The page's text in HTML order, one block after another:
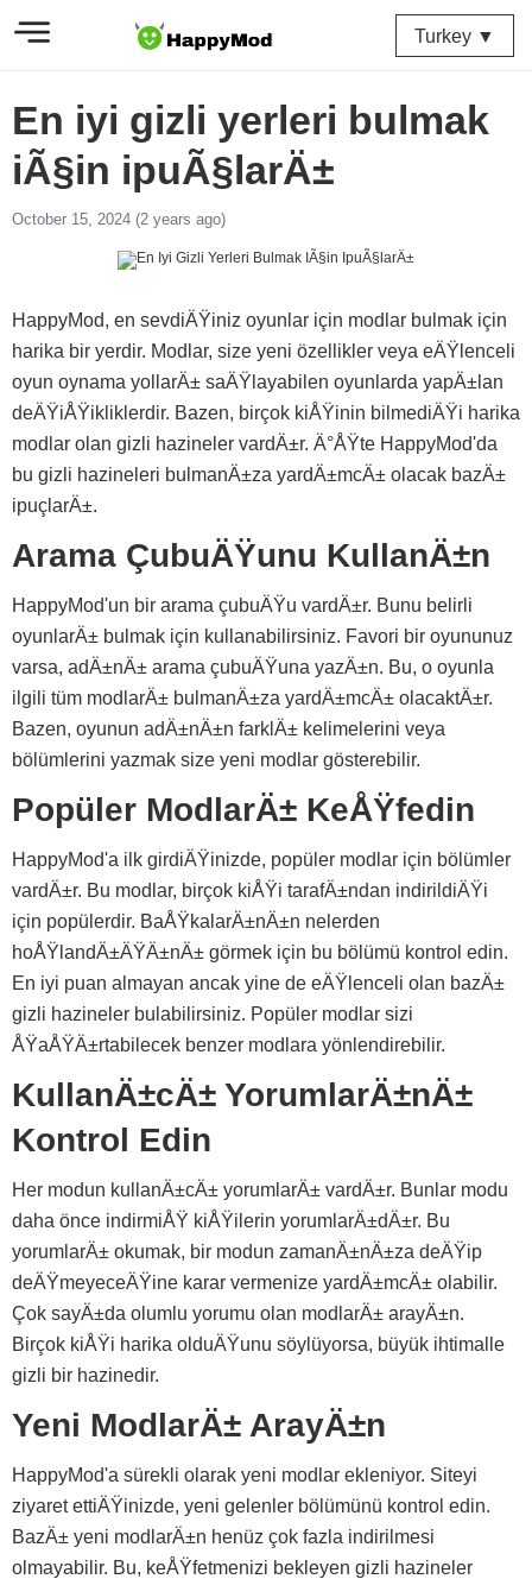
Turkey ▼
En iyi gizli yerleri bulmak
iÃ§in ipuÃ§larÄ±
October 15, 2024 (2 years ago)
HappyMod, en sevdiÄŸiniz oyunlar için modlar bulmak için
harika bir yerdir. Modlar, size yeni özellikler veya eÄŸlenceli
oyun oynama yollarÄ± saÄŸlayabilen oyunlarda yapÄ±lan
deÄŸiÅŸikliklerdir. Bazen, birçok kiÅŸinin bilmediÄŸi harika
modlar olan gizli hazineler vardÄ±r. Ä°ÅŸte HappyMod'da
bu gizli hazineleri bulmanÄ±za yardÄ±mcÄ± olacak bazÄ±
ipuçlarÄ±.
Arama ÇubuÄŸunu KullanÄ±n
HappyMod'un bir arama çubuÄŸu vardÄ±r. Bunu belirli
oyunlarÄ± bulmak için kullanabilirsiniz. Favori bir oyununuz
varsa, adÄ±nÄ± arama çubuÄŸuna yazÄ±n. Bu, o oyunla
ilgili tüm modlarÄ± bulmanÄ±za yardÄ±mcÄ± olacaktÄ±r.
Bazen, oyunun adÄ±nÄ±n farklÄ± kelimelerini veya
bölümlerini yazmak size yeni modlar gösterebilir.
Popüler ModlarÄ± KeÅŸfedin
HappyMod'a ilk girdiÄŸinizde, popüler modlar için bölümler
vardÄ±r. Bu modlar, birçok kiÅŸi tarafÄ±ndan indirildiÄŸi
için popülerdir. BaÅŸkalarÄ±nÄ±n nelerden
hoÅŸlandÄ±ÄŸÄ±nÄ± görmek için bu bölümü kontrol edin.
En iyi puan almayan ancak yine de eÄŸlenceli olan bazÄ±
gizli hazineler bulabilirsiniz. Popüler modlar sizi
ÅŸaÅŸÄ±rtabilecek benzer modlara yönlendirebilir.
KullanÄ±cÄ± YorumlarÄ±nÄ±
Kontrol Edin
Her modun kullanÄ±cÄ± yorumlarÄ± vardÄ±r. Bunlar modu
daha önce indirmiÅŸ kiÅŸilerin yorumlarÄ±dÄ±r. Bu
yorumlarÄ± okumak, bir modun zamanÄ±nÄ±za deÄŸip
deÄŸmeyeceÄŸine karar vermenize yardÄ±mcÄ± olabilir.
Çok sayÄ±da olumlu yorumu olan modlarÄ± arayÄ±n.
Birçok kiÅŸi harika olduÄŸunu söylüyorsa, büyük ihtimalle
gizli bir hazinedir.
Yeni ModlarÄ± ArayÄ±n
HappyMod'a sürekli olarak yeni modlar ekleniyor. Siteyi
ziyaret ettiÄŸinizde, yeni gelenler bölümünü kontrol edin.
BazÄ± yeni modlarÄ±n henüz çok fazla indirilmesi
olmayabilir. Bu, keÅŸfetmenizi bekleyen gizli hazineler